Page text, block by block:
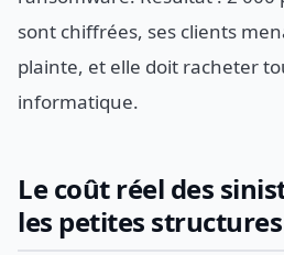
sont chiffrées, ses clients
plainte, et elle doit racheter
informatique.
Le coût réel des
les petites structures